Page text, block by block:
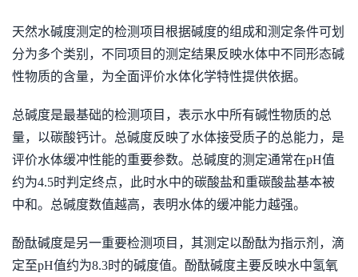
天然水碱度测定的检测项目根据碱度的组成和测定条件可划
分为多个类别，不同项目的测定结果反映水体中不同形态碱
性物质的含量，为全面评价水体化学特性提供依据。
总碱度是最基础的检测项目，表示水中所有碱性物质的总
量，以碳酸钙计。总碱度反映了水体接受质子的总能力，是
评价水体缓冲性能的重要参数。总碱度的测定通常在pH值
约为4.5时判定终点，此时水中的碳酸盐和重碳酸盐基本被
中和。总碱度数值越高，表明水体的缓冲能力越强。
酚酞碱度是另一重要检测项目，其测定以酚酞为指示剂，滴
定至pH值约为8.3时的碱度值。酚酞碱度主要反映水中氢氧